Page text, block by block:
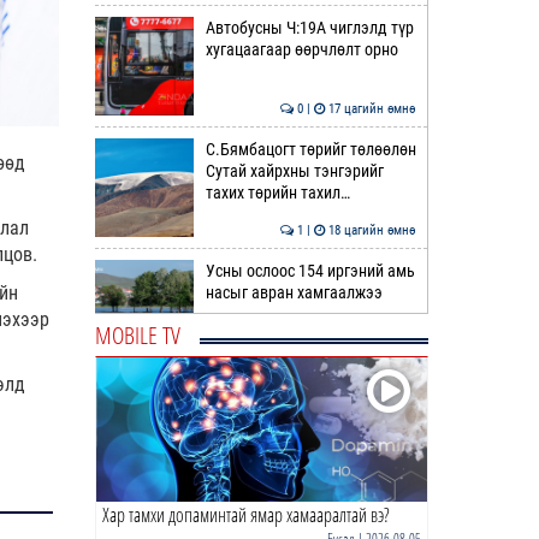
Автобусны Ч:19А чиглэлд түр
хугацаагаар өөрчлөлт орно
0 | 17 цагийн өмнө
С.Бямбацогт төрийг төлөөлөн
Сутай хайрхны тэнгэрийг
тахих төрийн тахил…
1 | 18 цагийн өмнө
Усны ослоос 154 иргэний амь
насыг авран хамгаалжээ
А.Оргилмаа Жюү Жицүгийн
дэлхийн аваргаас дөрвөн
медаль хүртлээ
0 | 18 цагийн өмнө
“Хотын дарга сонсож байна”
MOBILE TV
Хар тамхи допаминтай ямар хамааралтай вэ?